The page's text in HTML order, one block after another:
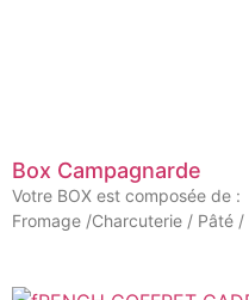
Box Campagnarde
Votre BOX est composée de :
Fromage /Charcuterie / Pâté